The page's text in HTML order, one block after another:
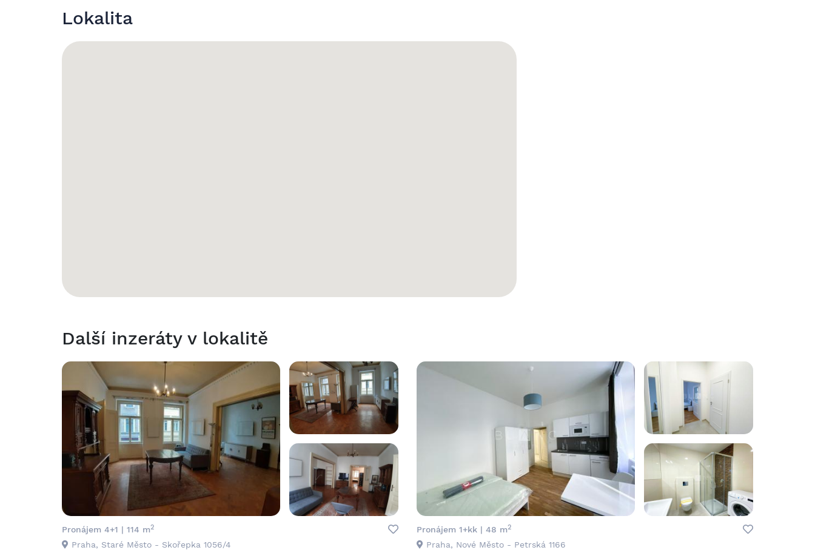
Lokalita
Další inzeráty v lokalitě
Pronájem 4+1 | 114 m2
Praha, Staré Město - Skořepka 1056/4
Pronájem 1+kk | 48 m2
Praha, Nové Město - Petrská 1166